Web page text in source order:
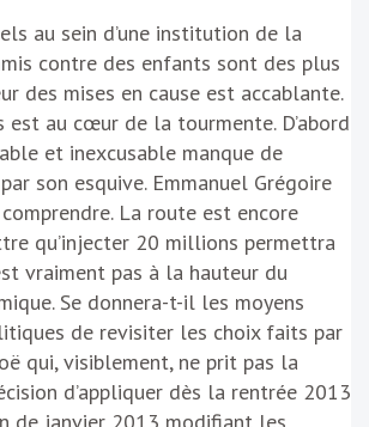
au sein d’une institution de la
contre des enfants sont des plus
des mises en cause est accablante.
est au cœur de la tourmente. D’abord
et inexcusable manque de
son esquive. Emmanuel Grégoire
La route est encore
qu’injecter 20 millions permettra
vraiment pas à la hauteur du
Se donnera-t-il les moyens
de revisiter les choix faits par
qui, visiblement, ne prit pas la
d’appliquer dès la rentrée 2013